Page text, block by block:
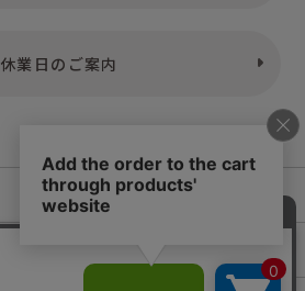
休業日のご案内